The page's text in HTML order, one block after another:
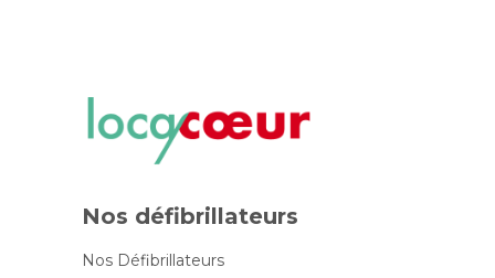
Nos défibrillateurs
Nos Défibrillateurs